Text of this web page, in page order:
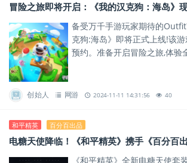
冒险之旅即将开启：《我的汉克狗：海岛》
备受万千手游玩家期待的
克狗:海岛》即将正式上线!该
预约。准备开启冒险之旅,体验
创始人 网游 2024-11-11 14:31:56 40
和平精英 百分百出品
电糖天使降临！《和平精英》携手《百分百
《和平精英》全新电糖天使套